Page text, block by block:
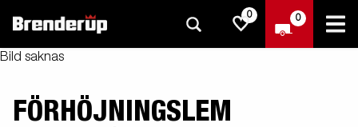
0 0
Bild saknas
FÖRHÖJNINGSLEM